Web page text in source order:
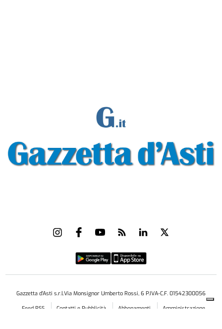
Gazzetta d'Asti s.r.l.Via Monsignor Umberto Rossi, 6 P.IVA-C.F. 01542300056
Feed RSS
Contatti e Pubblicità Abbonamenti
Amministrazione